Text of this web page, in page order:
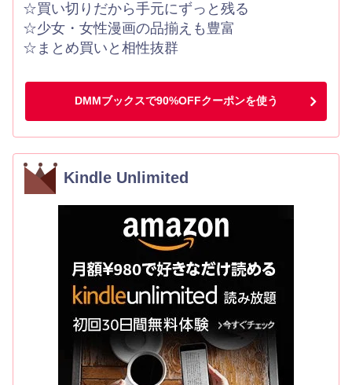
☆買い切りだから手元にずっと残る
☆少女・女性漫画の品揃えも豊富
☆まとめ買いと相性抜群
DMMブックスで90%OFFクーポンを使う
Kindle Unlimited